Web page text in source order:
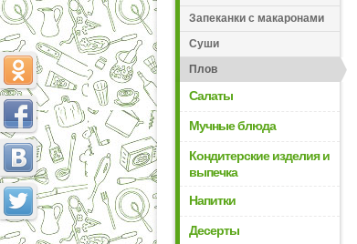
Запеканки с макаронами
Суши
Плов
Салаты
Мучные блюда
Кондитерские изделия и
выпечка
Напитки
Десерты